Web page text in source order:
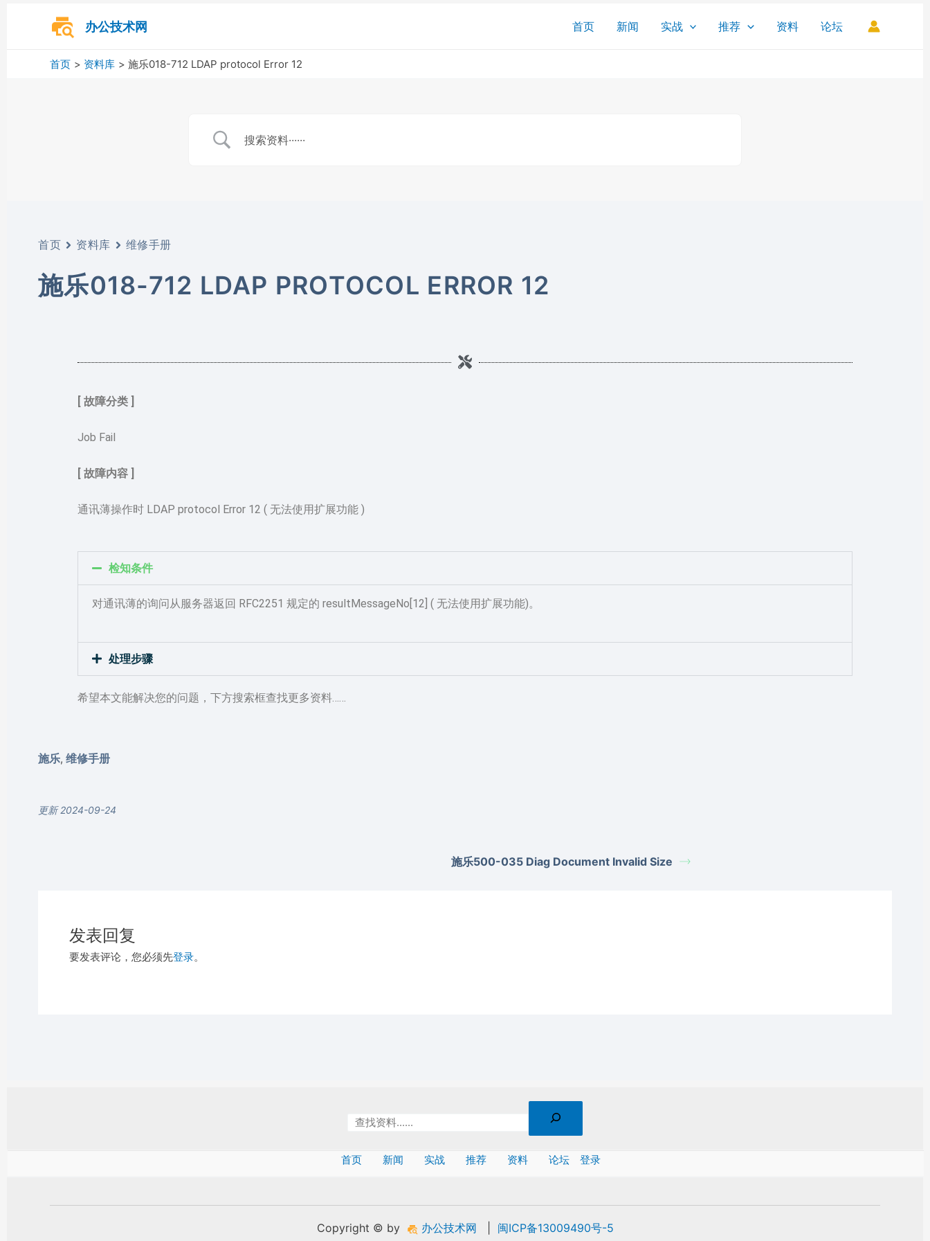
办公技术网 首页 新闻 实战 推荐 资料 论坛
首页 资料库 施乐018-712 LDAP protocol Error 12
首页 资料库 维修手册
施乐018-712 LDAP PROTOCOL ERROR 12
[ 故障分类 ]
Job Fail
[ 故障内容 ]
通讯薄操作时 LDAP protocol Error 12 ( 无法使用扩展功能 )
检知条件
对通讯薄的询问从服务器返回 RFC2251 规定的 resultMessageNo[12] ( 无法使用扩展功能)。
处理步骤
希望本文能解决您的问题，下方搜索框查找更多资料……
施乐, 维修手册
更新 2024-09-24
施乐500-035 Diag Document Invalid Size
发表回复
要发表评论，您必须先登录。
首页 新闻 实战 推荐 资料 论坛 登录
Copyright © by 办公技术网 闽ICP备13009490号-5